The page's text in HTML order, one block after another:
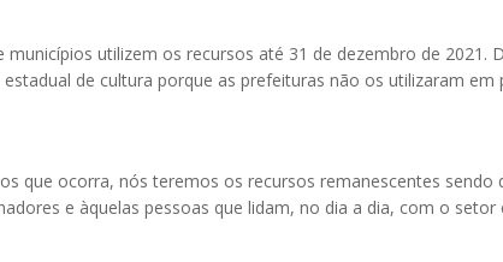
utilizem os recursos até 31 de dezembro de
de cultura porque as prefeituras não os utilizaram em
que ocorra, nós teremos os recursos remanescentes
e àquelas pessoas que lidam, no dia a dia, com o setor